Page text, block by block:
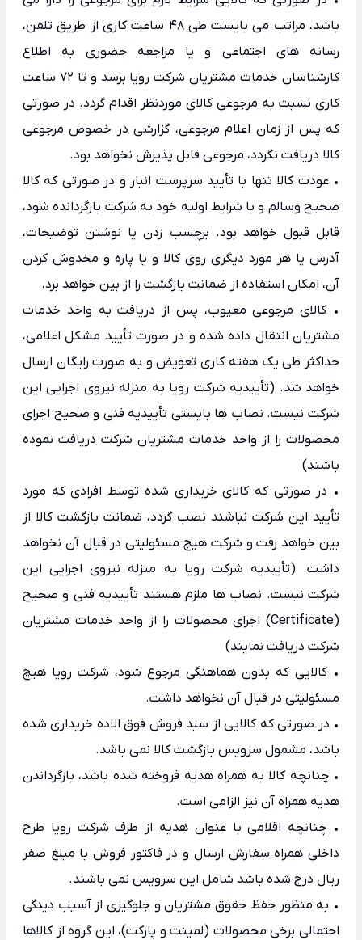
باشد، مراتب می بایست طی 48 ساعت کاری از طریق تلفن،
رسانه های اجتماعی و یا مراجعه حضوری به اطلاع
کارشناسان خدمات مشتریان شرکت رویا برسد و تا 72 ساعت
کاری نسبت به مرجوعی کالای موردنظر اقدام گردد. در صورتی
که پس از زمان اعلام مرجوعی، گزارشی در خصوص مرجوعی
کالا دریافت نگردد، مرجوعی قابل پذیرش نخواهد بود.
• عودت کالا تنها با تأیید سرپرست انبار و در صورتی که کالا
صحیح وسالم و با شرایط اولیه خود به شرکت بازگردانده شود،
قابل قبول خواهد بود. برچسب زدن یا نوشتن توضیحات،
آدرس یا هر مورد دیگری روی کالا و یا پاره و مخدوش کردن
آن، امکان استفاده از ضمانت بازگشت را از بین خواهد برد.
• کالای مرجوعی معیوب، پس از دریافت به واحد خدمات
مشتریان انتقال داده شده و در صورت تأیید مشکل اعلامی،
حداکثر طی یک هفته کاری تعویض و به صورت رایگان ارسال
خواهد شد. (تأییدیه شرکت رویا به منزله نیروی اجرایی این
شرکت نیست. نصاب ها بایستی تأییدیه فنی و صحیح اجرای
محصولات را از واحد خدمات مشتریان شرکت دریافت نموده
باشند)
• در صورتی که کالای خریداری شده توسط افرادی که مورد
تأیید این شرکت نباشند نصب گردد، ضمانت بازگشت کالا از
بین خواهد رفت و شرکت هیچ مسئولیتی در قبال آن نخواهد
داشت. (تأییدیه شرکت رویا به منزله نیروی اجرایی این
شرکت نیست. نصاب ها ملزم هستند تأییدیه فنی و صحیح
(Certificate) اجرای محصولات را از واحد خدمات مشتریان
شرکت دریافت نمایند)
• کالایی که بدون هماهنگی مرجوع شود، شرکت رویا هیچ
مسئولیتی در قبال آن نخواهد داشت.
• در صورتی که کالایی از سبد فروش فوق الاده خریداری شده
باشد، مشمول سرویس بازگشت کالا نمی باشد.
• چنانچه کالا به همراه هدیه فروخته شده باشد، بازگرداندن
هدیه همراه آن نیز الزامی است.
• چنانچه اقلامی با عنوان هدیه از طرف شرکت رویا طرح
داخلی همراه سفارش ارسال و در فاکتور فروش با مبلغ صفر
ریال درج شده باشد شامل این سرویس نمی باشند.
• به منظور حفظ حقوق مشتریان و جلوگیری از آسیب دیدگی
احتمالی برخی محصولات (لمینت و پارکت)، این گروه از کالاها